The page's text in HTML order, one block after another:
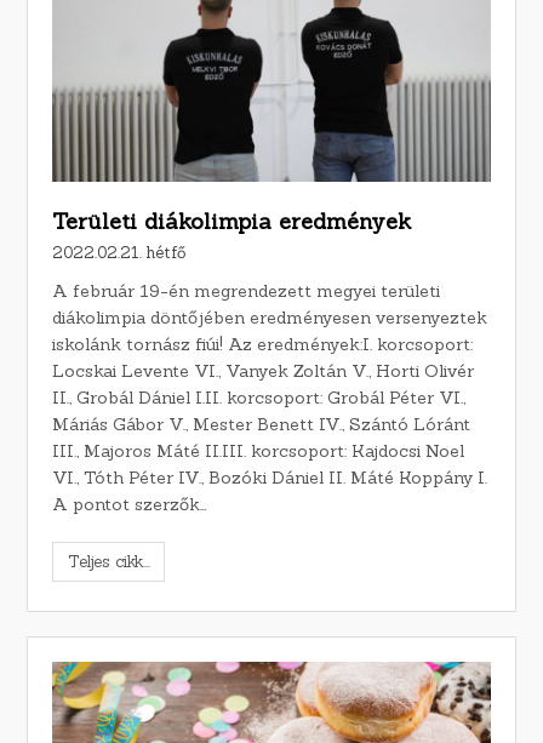
Területi diákolimpia eredmények
2022.02.21. hétfő
A február 19-én megrendezett megyei területi
diákolimpia döntőjében eredményesen versenyeztek
iskolánk tornász fiúi! Az eredmények:I. korcsoport:
Locskai Levente VI., Vanyek Zoltán V., Horti Olivér
II., Grobál Dániel I.II. korcsoport: Grobál Péter VI.,
Máriás Gábor V., Mester Benett IV., Szántó Lóránt
III., Majoros Máté II.III. korcsoport: Kajdocsi Noel
VI., Tóth Péter IV., Bozóki Dániel II. Máté Koppány I.
A pontot szerzők…
Teljes cikk...